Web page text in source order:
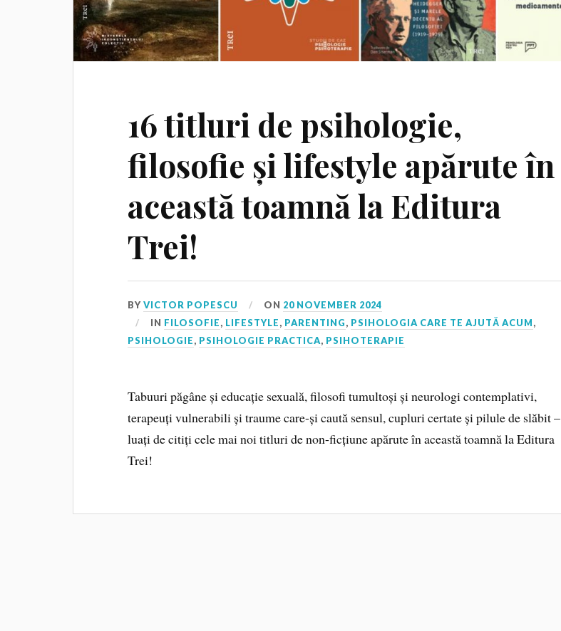
16 titluri de psihologie,
filosofie și lifestyle apărute în
această toamnă la Editura
Trei!
BYVICTOR POPESCU ON 20 NOVEMBER 2024
IN FILOSOFIE, LIFESTYLE, PARENTING, PSIHOLOGIA CARE TE AJUTĂ ACUM,
PSIHOLOGIE, PSIHOLOGIE PRACTICA, PSIHOTERAPIE
Tabuuri păgâne și educație sexuală, filosofi tumultoși și neurologi contemplativi,
terapeuți vulnerabili și traume care-și caută sensul, cupluri certate și pilule de slăbit –
luați de citiți cele mai noi titluri de non-ficțiune apărute în această toamnă la Editura
Trei!